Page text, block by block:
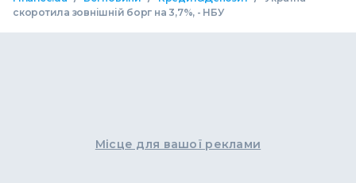
скоротила зовнішній борг на 3,7%, - НБУ
Місце для вашої реклами